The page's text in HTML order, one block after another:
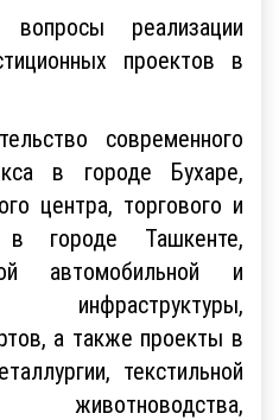
реализации
проектов в
современного
в городе Бухаре,
центра, торгового и
городе Ташкенте,
автомобильной и
инфраструктуры,
а также проекты в
текстильной
животноводства,